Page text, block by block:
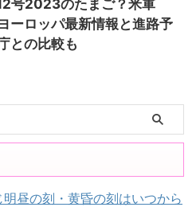
号2023のたまご？米軍
ーロッパ最新情報と進路予
との比較も
昼の刻・黄昏の刻はいつから